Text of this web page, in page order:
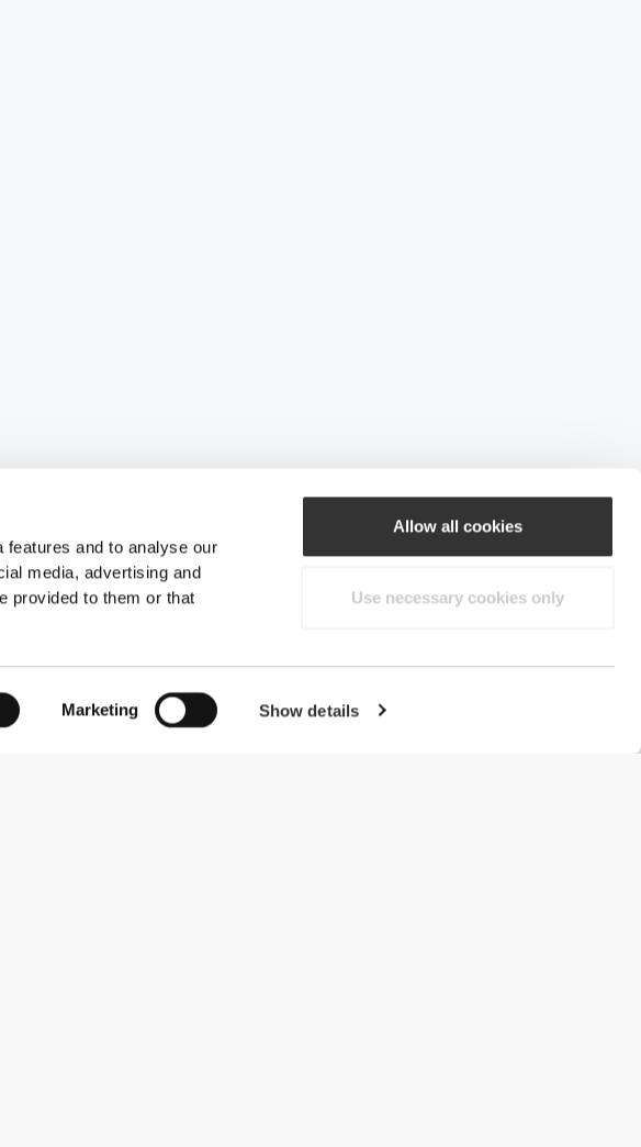
and to analyse our
media, advertising and
provided to them or that
Marketing Show details
Allow all cookies
Use necessary cookies only